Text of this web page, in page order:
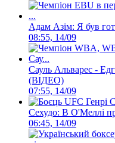
Адам Азім: Я був
08:55, 14/09
Сауль Альварес -
(ВІДЕО)
07:55, 14/09
Сехудо: В О'Меллі
06:45, 14/09